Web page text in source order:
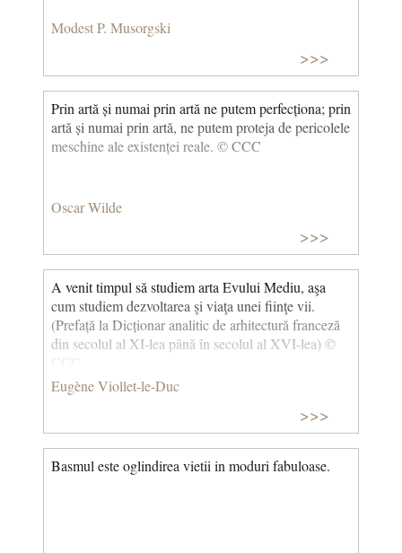
Modest P. Musorgski
>>>
Prin artă și numai prin artă ne putem perfecționa; prin
artă și numai prin artă, ne putem proteja de pericolele
meschine ale existenței reale. © CCC
Oscar Wilde
>>>
A venit timpul să studiem arta Evului Mediu, aşa
cum studiem dezvoltarea şi viaţa unei fiinţe vii.
(Prefață la Dicționar analitic de arhitectură franceză
din secolul al XI-lea până în secolul al XVI-lea) ©
Eugène Viollet-le-Duc
>>>
Basmul este oglindirea vietii in moduri fabuloase.